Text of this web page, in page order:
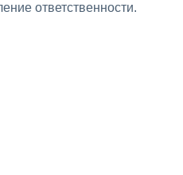
ответственности.